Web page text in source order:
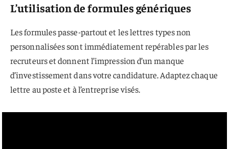
L’utilisation de formules génériques
Les formules passe-partout et les lettres types non
personnalisées sont immédiatement repérables par les
recruteurs et donnent l’impression d’un manque
d’investissement dans votre candidature. Adaptez chaque
lettre au poste et à l’entreprise visés.